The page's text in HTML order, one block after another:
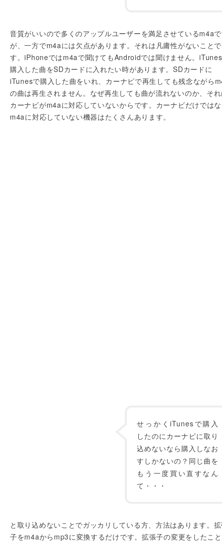
音質がいいので多くのアップルユーザーを満足させているm4a
が、一方でm4aには欠点があります。それは凡庸性がないことで
す。iPhoneではm4aで聞けてもAndroidでは聞けません。
購入した曲をSDカードに入れたい時があります。SDカードに
iTunesで購入した曲をいれ、カーナビで再生しても残念ながら
の曲は再生されません。なぜ再生しても曲が流れないのか、そ
カーナビがm4aに対応していないからです。カーナビだけでは
m4aに対応していない機器はたくさんあります。
せっかくiTunesで購入
したのにカーナビに取り
込めないなら購入しなお
すしかないの？同じ曲を
もう一度買い直すなん
て・・・
と取り込めないことでガッカリしている方、方法はあります。
子をm4aからmp3に変換するだけです。拡張子の変更をしたこ